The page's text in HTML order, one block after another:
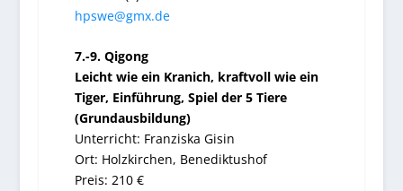
hpswe@gmx.de
7.-9. Qigong
Leicht wie ein Kranich, kraftvoll wie ein
Tiger, Einführung, Spiel der 5 Tiere
(Grundausbildung)
Unterricht: Franziska Gisin
Ort: Holzkirchen, Benediktushof
Preis: 210 €